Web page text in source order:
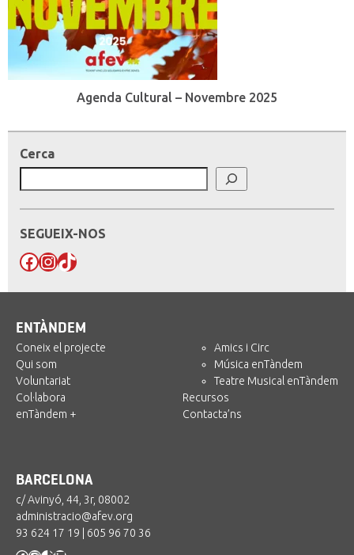
Agenda Cultural – Novembre 2025
Cerca
SEGUEIX-NOS
Facebook
Instagram
TikTok
ENTÀNDEM
Coneix el projecte
Qui som
Voluntariat
Col·labora
enTàndem +
Amics i Circ
Música enTàndem
Teatre Musical enTàndem
Recursos
Contacta’ns
BARCELONA
c/ Avinyó, 44, 3r, 08002
administracio@afev.org
93 624 17 19
605 96 70 36